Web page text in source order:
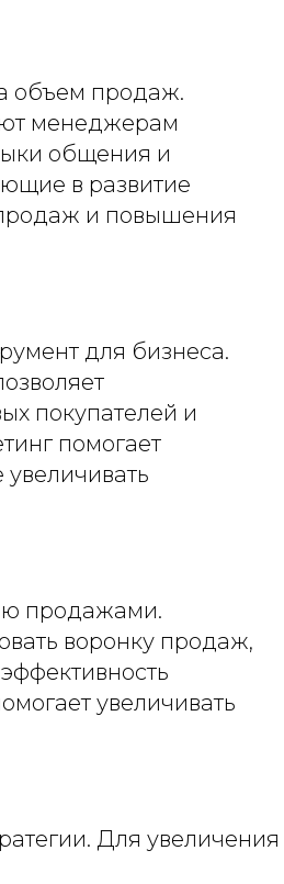
объем продаж.
менеджерам
общения и
в развитие
и повышения
для бизнеса.
покупателей и
помогает
продажами.
воронку продаж,
увеличивать
Для увеличения